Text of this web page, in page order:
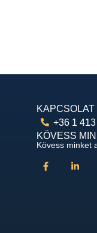
KAPCSOLAT
+36 1
KÖVESS
Kövess minket